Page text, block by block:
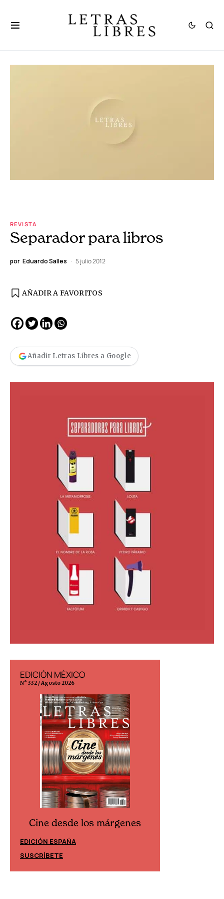
REVISTA
Separador para libros
por Eduardo Salles 5 julio 2012
AÑADIR A FAVORITOS
Añadir Letras Libres a Google
EDICIÓN MÉXICO
N° 332 / Agosto 2026
Cine desde los márgenes
EDICIÓN ESPAÑA
SUSCRÍBETE